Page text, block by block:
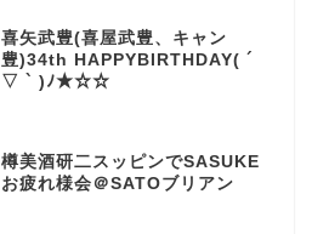
喜矢武豊(喜屋武豊、キャン
豊)34th HAPPYBIRTHDAY( ´
▽ ` )ﾉ★☆☆
樽美酒研二スッピンでSASUKE
お疲れ様会＠SATOブリアン